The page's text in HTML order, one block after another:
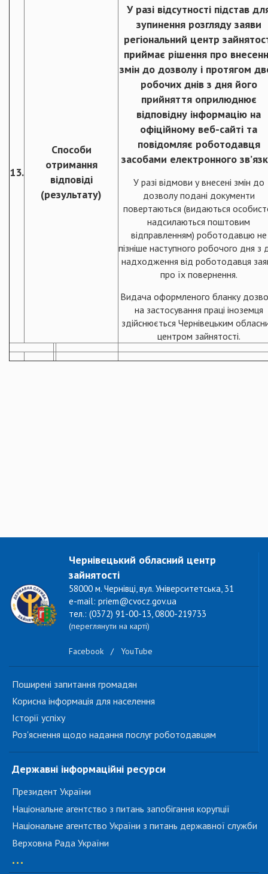
13.
Способи
отримання
відповіді
(результату)
У разі відсутності підстав
зупинення розгляду заяви
регіональний центр
приймає рішення про
змін до дозволу і протягом
робочих днів з дня його
прийняття оприлюднює
відповідну інформацію на
офіційному веб-сайті та
повідомляє роботодавця
засобами електронного
У разі відмови у внесені змін до
дозволу подані документи
повертаються (видаються
надсилаються поштовим
відправленням) роботодавцю не
пізніше наступного робочого дня з
надходження від роботодавця
про їх повернення.
Видача оформленого бланку
на застосування праці іноземця
здійснюється Чернівецьким
центром зайнятості.
Чернівецький обласний центр
зайнятості
58000 м. Чернівці, вул. Університетська, 31
e-mail: priem@cvocz.gov.ua
тел.: (0372) 91-00-13, 0800-219733
(переглянути на карті)
Facebook / YouTube
Поширені запитання громадян
Корисна інформація для населення
Історії успіху
Роз'яснення щодо надання послуг роботодавцям
Державні інформаційні ресурси
Президент України
Національне агентство з питань запобігання корупції
Національне агентство України з питань державної служби
Верховна Рада України
...